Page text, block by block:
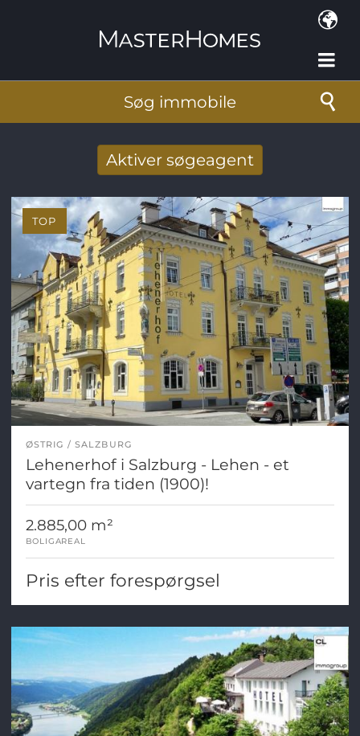
Søg immobile
Aktiver søgeagent
E-mail-adresse*
ØSTRIG SALZBURG
Lehenerhof i Salzburg - Lehen - et
vartegn fra tiden (1900)!
2.885,00 m²
BOLIGAREAL
Pris efter forespørgsel
TOP